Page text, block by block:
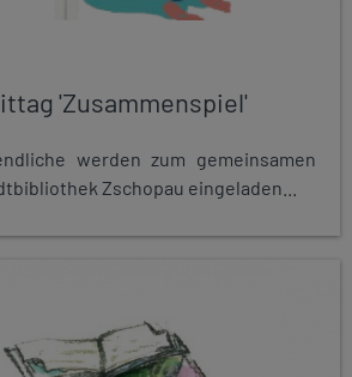
'Zusammenspiel'
werden zum gemeinsamen
Zschopau eingeladen...